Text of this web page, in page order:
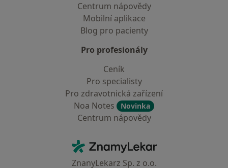
Centrum nápovědy
Mobilní aplikace
Blog pro pacienty
Pro profesionály
Ceník
Pro specialisty
Pro zdravotnická zařízení
Noa Notes
Novinka
Centrum nápovědy
ZnamyLekar - Hlavní stránka
ZnanyLekarz Sp. z o.o.